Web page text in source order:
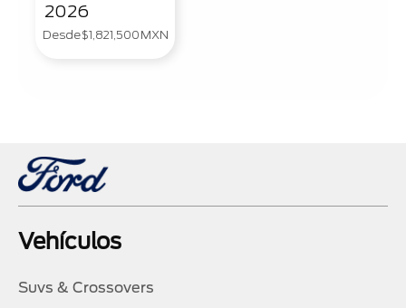
2026
Desde$1,821,500 MXN
Vehículos
Suvs & Crossovers